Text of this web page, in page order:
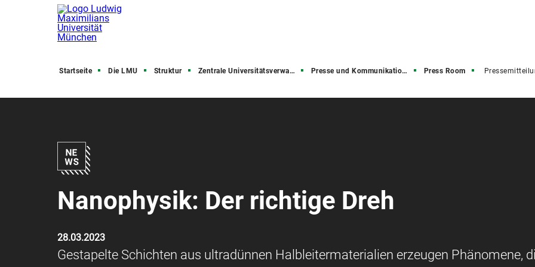
Startseite Die LMU Struktur Zentrale Universitätsverwaltung Presse und Kommunikation (PuK) Press Room
Nanophysik: Der richtige Dreh
28.03.2023
Gestapelte Schichten aus ultradünnen Halbleitermaterialien erzeugen Phänomene,